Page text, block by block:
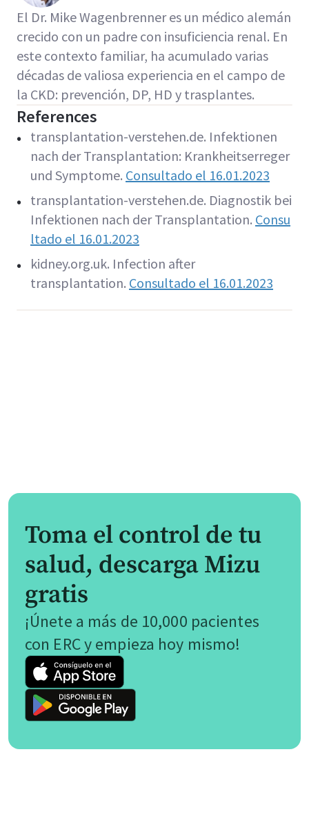
El Dr. Mike Wagenbrenner es un médico alemán
crecido con un padre con insuficiencia renal. En
este contexto familiar, ha acumulado varias
décadas de valiosa experiencia en el campo de
la CKD: prevención, DP, HD y trasplantes.
References
transplantation-verstehen.de. Infektionen
nach der Transplantation: Krankheitserreger
und Symptome. Consultado el 16.01.2023
transplantation-verstehen.de. Diagnostik bei
Infektionen nach der Transplantation. Consu
ltado el 16.01.2023
kidney.org.uk. Infection after
transplantation. Consultado el 16.01.2023
Toma el control de tu
salud, descarga Mizu
gratis
¡Únete a más de 10,000 pacientes
con ERC y empieza hoy mismo!